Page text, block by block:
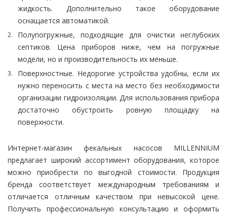
жидкость. Дополнительно такое оборудование
оснащается автоматикой.
Полупогружные, подходящие для очистки неглубоких
септиков. Цена приборов ниже, чем на погружные
модели, но и производительность их меньше.
Поверхностные. Недорогие устройства удобны, если их
нужно переносить с места на место без необходимости
организации гидроизоляции. Для использования прибора
достаточно обустроить ровную площадку на
поверхности.
Интернет-магазин фекальных насосов MILLENNIUM
предлагает широкий ассортимент оборудования, которое
можно приобрести по выгодной стоимости. Продукция
бренда соответствует международным требованиям и
отличается отличным качеством при невысокой цене.
Получить профессиональную консультацию и оформить